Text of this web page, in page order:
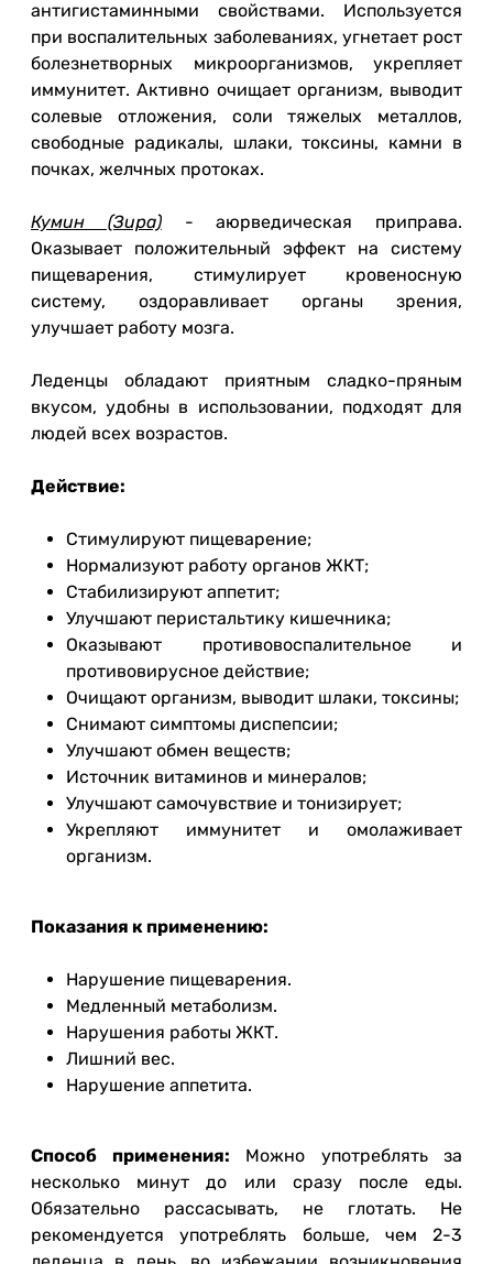
антигистаминными свойствами. Используется
при воспалительных заболеваниях, угнетает рост
болезнетворных микроорганизмов, укрепляет
иммунитет. Активно очищает организм, выводит
солевые отложения, соли тяжелых металлов,
свободные радикалы, шлаки, токсины, камни в
почках, желчных протоках.
Кумин (Зира)
- аюрведическая приправа.
Оказывает положительный эффект на систему
пищеварения, стимулирует кровеносную
систему, оздоравливает органы зрения,
улучшает работу мозга.
Леденцы обладают приятным сладко-пряным
вкусом, удобны в использовании, подходят для
людей всех возрастов.
Действие:
Стимулируют пищеварение;
Нормализуют работу органов ЖКТ;
Стабилизируют аппетит;
Улучшают перистальтику кишечника;
Оказывают противовоспалительное и
противовирусное действие;
Очищают организм, выводит шлаки, токсины;
Снимают симптомы диспепсии;
Улучшают обмен веществ;
Источник витаминов и минералов;
Улучшают самочувствие и тонизирует;
Укрепляют иммунитет и омолаживает
организм.
Показания к применению:
Нарушение пищеварения.
Медленный метаболизм.
Нарушения работы ЖКТ.
Лишний вес.
Нарушение аппетита.
Способ применения: Можно употреблять за
несколько минут до или сразу после еды.
Обязательно рассасывать, не глотать. Не
рекомендуется употреблять больше, чем 2-3